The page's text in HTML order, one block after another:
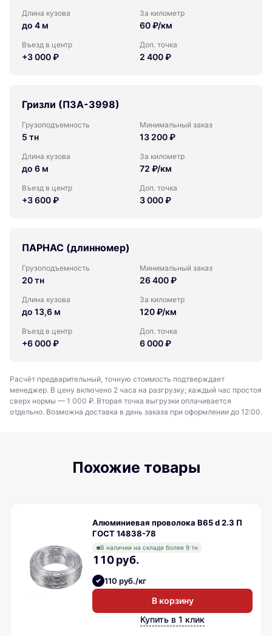
Длина кузова
до 4 м
За километр
60 ₽/км
Въезд в центр
+3 000 ₽
Доп. точка
2 400 ₽
Гризли (ПЗА-3998)
Грузоподъемность
5 тн
Минимальный заказ
13 200 ₽
Длина кузова
до 6 м
За километр
72 ₽/км
Въезд в центр
+3 600 ₽
Доп. точка
3 000 ₽
ПАРНАС (длинномер)
Грузоподъемность
20 тн
Минимальный заказ
26 400 ₽
Длина кузова
до 13,6 м
За километр
120 ₽/км
Въезд в центр
+6 000 ₽
Доп. точка
6 000 ₽
Расчёт предварительный, точную стоимость подтверждает
менеджер. В цену включено 2 часа на разгрузку; каждый час простоя
сверх нормы — 1 000 ₽. Вторая точка выгрузки оплачивается
отдельно. Возможна доставка в день заказа при оформлении до 12:00.
Похожие товары
Алюминиевая проволока В65 d 2.3 П
ГОСТ 14838-78
В наличии на складе более 9 тн
110 руб.
110 руб./кг
В корзину
Купить в 1 клик